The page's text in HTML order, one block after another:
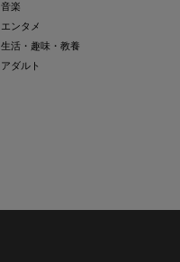
音楽
エンタメ
生活・趣味・教養
アダルト